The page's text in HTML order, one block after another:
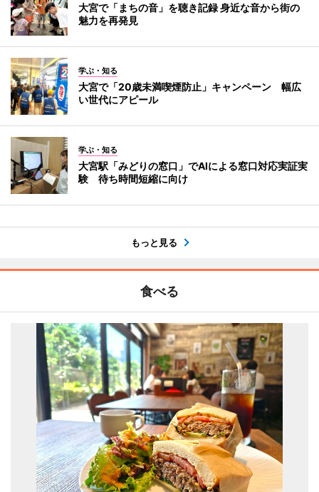
大宮で「まちの音」を聴き記録 身近な音から街の
魅力を再発見
学ぶ・知る
大宮で「20歳未満喫煙防止」キャンペーン 幅広
い世代にアピール
学ぶ・知る
大宮駅「みどりの窓口」でAIによる窓口対応実証実
験 待ち時間短縮に向け
もっと見る
食べる